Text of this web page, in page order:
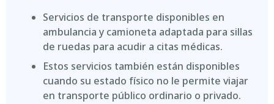
Servicios de transporte disponibles en
ambulancia y camioneta adaptada para sillas
de ruedas para acudir a citas médicas.
Estos servicios también están disponibles
cuando su estado físico no le permite viajar
en transporte público ordinario o privado.